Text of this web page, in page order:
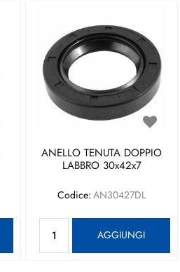
ANELLO TENUTA DOPPIO
LABBRO 30x42x7
Codice: AN30427DL
AGGIUNGI